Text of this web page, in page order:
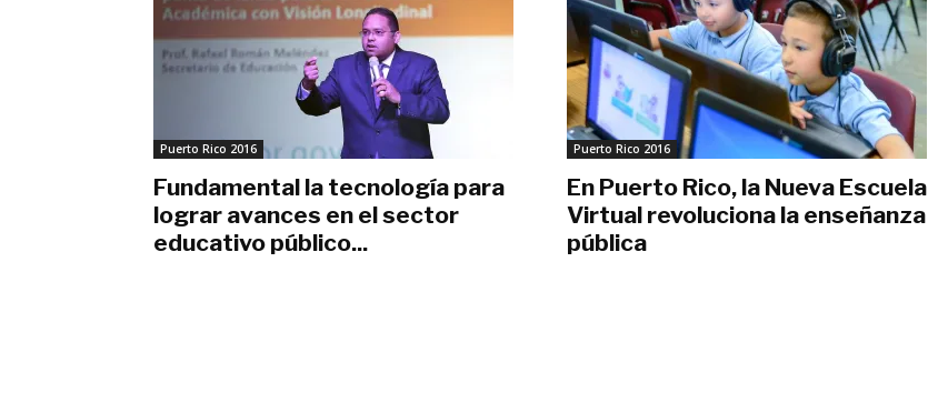
Puerto Rico 2016
Fundamental la tecnología para
lograr avances en el sector
educativo público...
Puerto Rico 2016
En Puerto Rico, la Nueva Escuela
Virtual revoluciona la enseñanza
pública